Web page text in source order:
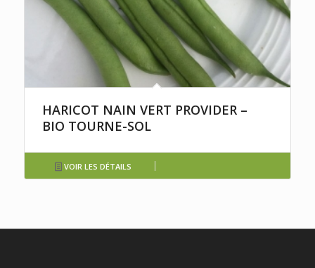
HARICOT NAIN VERT PROVIDER –
BIO TOURNE-SOL
VOIR LES DÉTAILS